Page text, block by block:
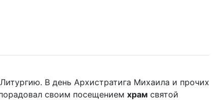
В день Архистратига Михаила и прочих
своим посещением храм святой